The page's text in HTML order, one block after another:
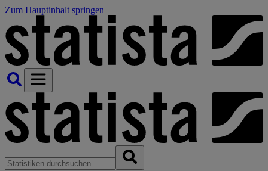
Zum Hauptinhalt springen